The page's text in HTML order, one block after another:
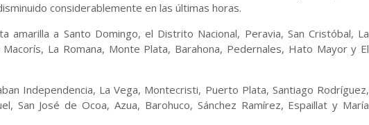
considerablemente en las últimas horas.
amarilla a Santo Domingo, el Distrito Nacional, Peravia, San Cristóbal, La
La Romana, Monte Plata, Barahona, Pedernales, Hato Mayor y El
Independencia, La Vega, Montecristi, Puerto Plata, Santiago Rodríguez,
San José de Ocoa, Azua, Barohuco, Sánchez Ramírez, Espaillat y María